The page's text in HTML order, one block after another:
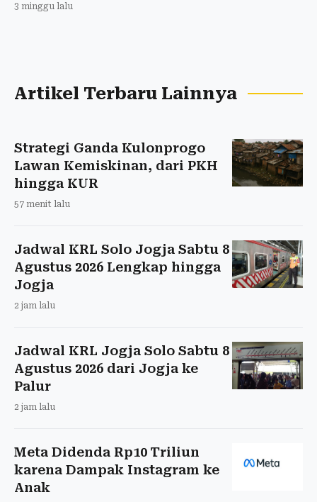
3 minggu lalu
Artikel Terbaru Lainnya
Strategi Ganda Kulonprogo
Lawan Kemiskinan, dari PKH
hingga KUR
57 menit lalu
Jadwal KRL Solo Jogja Sabtu 8
Agustus 2026 Lengkap hingga
Jogja
2 jam lalu
Jadwal KRL Jogja Solo Sabtu 8
Agustus 2026 dari Jogja ke
Palur
2 jam lalu
Meta Didenda Rp10 Triliun
karena Dampak Instagram ke
Anak